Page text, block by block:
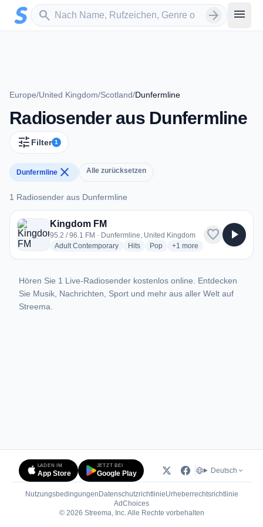
Zum Hauptinhalt springen
search
Sender suchen arrow_forward menu
Europe/United Kingdom/Scotland/Dunfermline
Radiosender aus Dunfermline
tune Filter 1
Dunfermline close Alle zurücksetzen
1 Radiosender aus Dunfermline
1 Radiosender aus Dunfermline
Kingdom FM
95.2 / 96.1 FM · Dunfermline, United Kingdom
Adult Contemporaryradio stations
Hitsradio stations
Popradio stations
+1 more genres for Kingdom
more
favorite play_arrow
Hören Sie 1 Live-Radiosender kostenlos online. Entdecken
Sie Musik, Nachrichten, Sport und mehr aus aller Welt auf
Streema.
LADEN IM
App Store
JETZT BEI
Google Play Deutsch
Nutzungsbedingungen DatenschutzrichtlinieUrheberrechtsrichtlinie
AdChoices(öffnet in neuem Tab)
© 2026 Streema, Inc. Alle Rechte vorbehalten